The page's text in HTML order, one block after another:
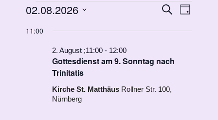
Veranstaltungen
2.
August
2026
Suche
Tag
02.08.2026
wählen.
11:00
Gottesdienst am 9. Sonntag nach
Trinitatis
2. August ;11:00 - 12:00
Kirche St. Matthäus Rollner Str. 100,
Nürnberg